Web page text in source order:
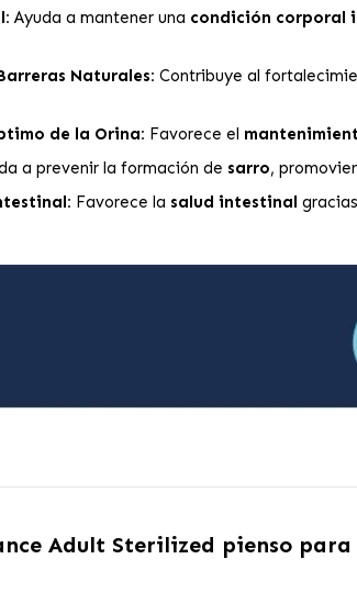
Ayuda a mantener una condición corporal
Naturales: Contribuye al
de la Orina: Favorece el
a prevenir la formación de sarro,
Favorece la salud intestinal
Adult Sterilized pienso